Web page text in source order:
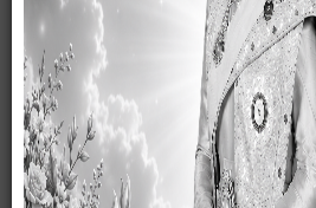
สรุปข้อมูลสถิติการให้บริการประชาชน ประจำ
ปีงบประมาณ พ.ศ.2568
สถิติการให้บริการประชาชน ของ อบต.ละเวี้ย
ประจำเดือนกันยายน 2568
สถิติการให้บริการประชาชน ของ อบต.ละเวี้ย
ประจำเดือนสิงหาคม 2568